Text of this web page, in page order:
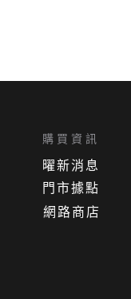
網路商店
門市據點
曜新消息
購買資訊